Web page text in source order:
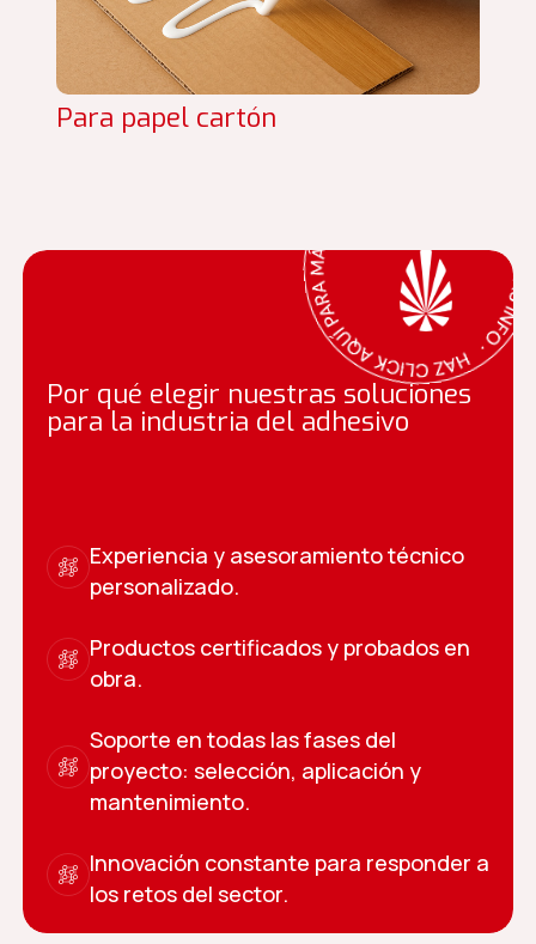
Para papel cartón
Por qué elegir nuestras soluciones
para la industria del adhesivo
Experiencia y asesoramiento técnico
personalizado.
Productos certificados y probados en
obra.
Soporte en todas las fases del
proyecto: selección, aplicación y
mantenimiento.
Innovación constante para responder a
los retos del sector.